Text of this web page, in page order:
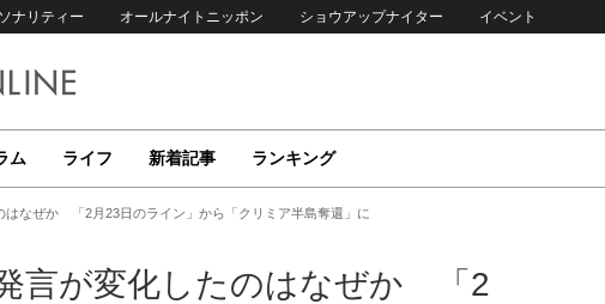
ナリティー オールナイトニッポン ショウアップナイター イベント
ム ライフ 新着記事 ランキング
はなぜか 「2月23日のライン」から「クリミア半島奪還」に
言が変化したのはなぜか 「2